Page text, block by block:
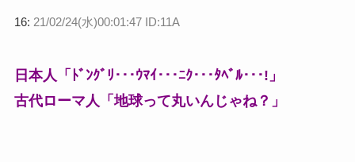
16: 21/02/24(水)00:01:47 ID:11A
日本人「ﾄﾞﾝｸﾞﾘ･･･ｳﾏｲ･･･ﾆｸ･･･ﾀﾍﾞﾙ･･･!」
古代ローマ人「地球って丸いんじゃね？」